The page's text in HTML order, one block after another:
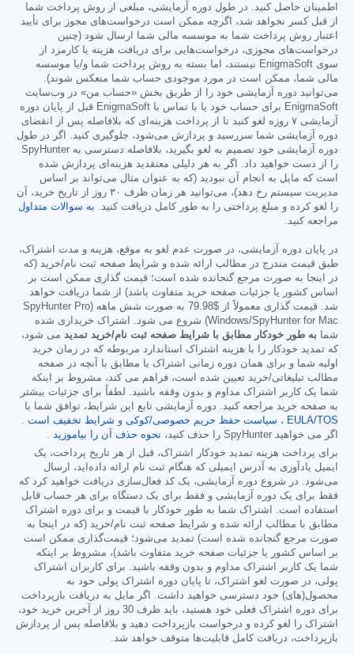
اطمینان حاصل کنید. در طول دوره آزمایشی، مبلغی از روش پرداخت شما
از قبل کسر نخواهد شد، اگرچه ممکن است درخواست‌های مجوز برای تأیید
اعتبار روش پرداخت شما به موسسه مالی شما ارسال شود (چنین
درخواست‌های مجوزی، درخواست‌هایی برای دریافت هزینه یا کارمزد از
سوی EnigmaSoft نیستند، اما بسته به روش پرداخت شما و/یا موسسه
مالی شما، ممکن است در مورد موجودی حساب شما منعکس شوند).
می‌توانید دوره آزمایشی خود را از طریق بخش «حساب من» در وب‌سایت
EnigmaSoft برای حساب خود یا با تماس با EnigmaSoft قبل از پایان دوره
آزمایشی ۷ روزه لغو کنید تا از پرداخت هزینه‌ای که بلافاصله پس از انقضای
دوره آزمایشی شما سررسید و پردازش می‌شود، جلوگیری کنید. اگر در طول
دوره آزمایشی خود تصمیم به لغو بگیرید، بلافاصله دسترسی به SpyHunter
را از دست خواهید داد. اگر به هر دلیلی معتقدید هزینه‌ای پردازش شده
است که مایل به انجام آن نبودید (که به عنوان مثال می‌تواند بر اساس
مدیریت سیستم رخ دهد)، می‌توانید هر زمان ظرف ۳۰ روز از تاریخ خرید، آن
را لغو کرده و مبلغ پرداختی را به طور کامل دریافت کنید. به سوالات متداول
مراجعه کنید.
در پایان دوره آزمایشی، در صورت عدم لغو به موقع، هزینه و مدت اشتراک،
طبق قیمت مندرج در مطالب ارائه شده و شرایط صفحه ثبت نام/خرید (که
در اینجا به صورت مرجع گنجانده شده است؛ قیمت گذاری ممکن است بر
اساس کشور یا جزئیات صفحه خرید متفاوت باشد) از شما دریافت خواهد
شد. قیمت گذاری معمولاً از $79.98
به صورت شش ماهه (SpyHunter Pro
Windows/SpyHunter for Mac) شروع می شود. اشتراک خریداری شده
شما به طور خودکار مطابق با شرایط صفحه ثبت نام/خرید تمدید می شود،
که تمدید خودکار را با هزینه اشتراک استاندارد مربوطه که در زمان خرید
اولیه شما و برای همان دوره زمانی اشتراک یا مطابق با آنچه در صفحه
مطالب تبلیغاتی/خرید تعیین شده است، فراهم می کند، مشروط بر اینکه
شما یک کاربر اشتراک مداوم و بدون وقفه باشید. لطفاً برای جزئیات بیشتر
به صفحه خرید مراجعه کنید. دوره آزمایشی تابع این شرایط، توافق شما با
EULA/TOS ، سیاست حفظ حریم خصوصی/کوکی و شرایط تخفیف است .
اگر می خواهید SpyHunter را حذف کنید،
نحوه حذف آن را بیاموزید .
برای پرداخت هزینه تمدید خودکار اشتراک، قبل از هر تاریخ پرداخت، یک
ایمیل یادآوری به آدرس ایمیلی که هنگام ثبت نام ارائه داده‌اید، ارسال
می‌شود. در شروع دوره آزمایشی، یک کد فعال‌سازی دریافت خواهید کرد که
فقط برای یک دوره آزمایشی و فقط برای یک دستگاه برای هر حساب قابل
استفاده است. اشتراک شما به طور خودکار با قیمت و برای دوره اشتراک
مطابق با مطالب ارائه شده و شرایط صفحه ثبت نام/خرید (که در اینجا به
صورت مرجع گنجانده شده است) تمدید می‌شود؛ قیمت‌گذاری ممکن است
بر اساس کشور یا جزئیات صفحه خرید متفاوت باشد)، مشروط بر اینکه
شما یک کاربر اشتراک مداوم و بدون وقفه باشید. برای کاربران اشتراک
پولی، در صورت لغو اشتراک، تا پایان دوره اشتراک پولی خود به
محصول(های) خود دسترسی خواهید داشت. اگر مایل به دریافت بازپرداخت
برای دوره اشتراک فعلی خود هستید، باید ظرف 30 روز از آخرین خرید خود،
اشتراک را لغو کرده و درخواست بازپرداخت دهید و بلافاصله پس از پردازش
بازپرداخت، دریافت کامل قابلیت‌ها متوقف خواهد شد.